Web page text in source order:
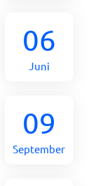
06
Juni
09
September